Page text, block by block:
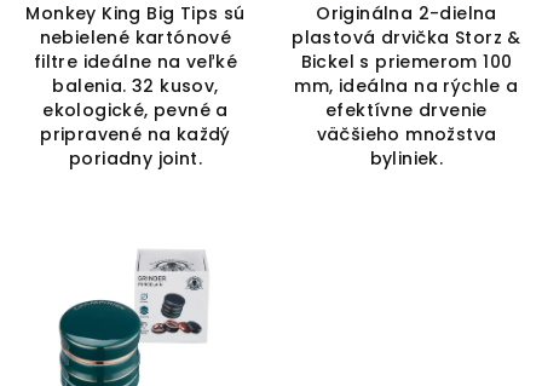
Monkey King Big Tips sú
nebielené kartónové
filtre ideálne na veľké
balenia. 32 kusov,
ekologické, pevné a
pripravené na každý
poriadny joint.
Originálna 2-dielna
plastová drvička Storz &
Bickel s priemerom 100
mm, ideálna na rýchle a
efektívne drvenie
väčšieho množstva
byliniek.